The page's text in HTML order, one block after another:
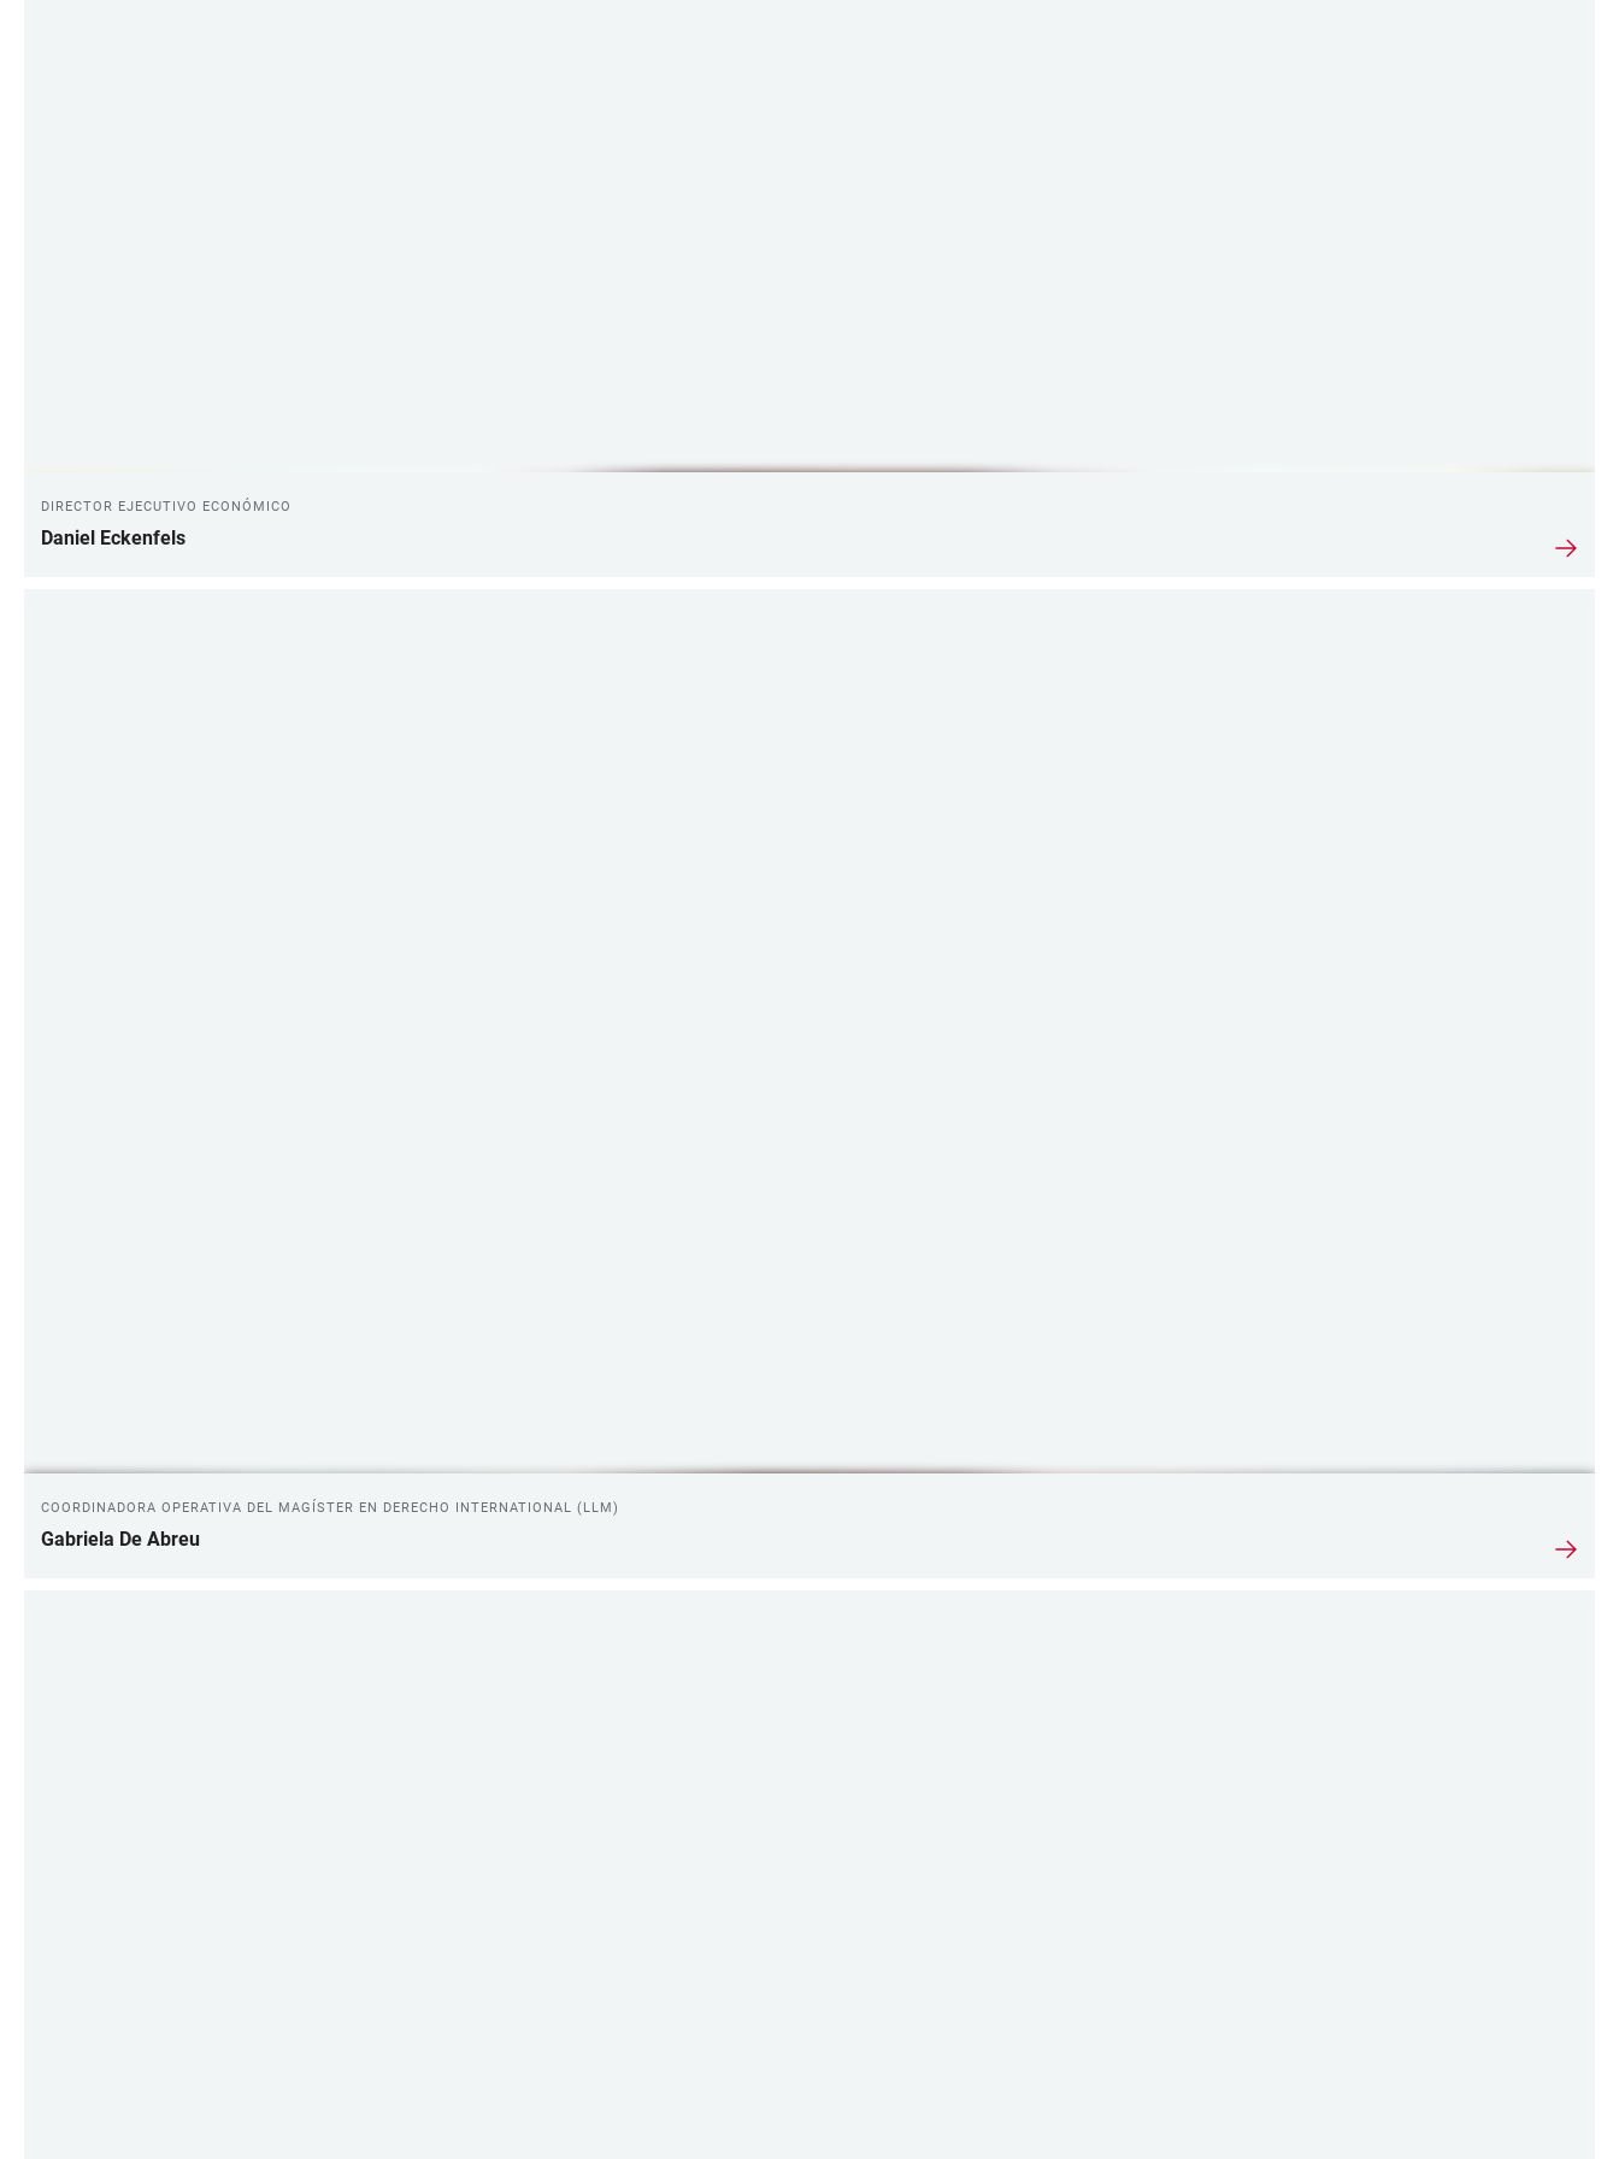
DIRECTOR EJECUTIVO ECONÓMICO
Daniel Eckenfels
COORDINADORA OPERATIVA DEL MAGÍSTER EN DERECHO INTERNATIONAL (LLM)
Gabriela De Abreu